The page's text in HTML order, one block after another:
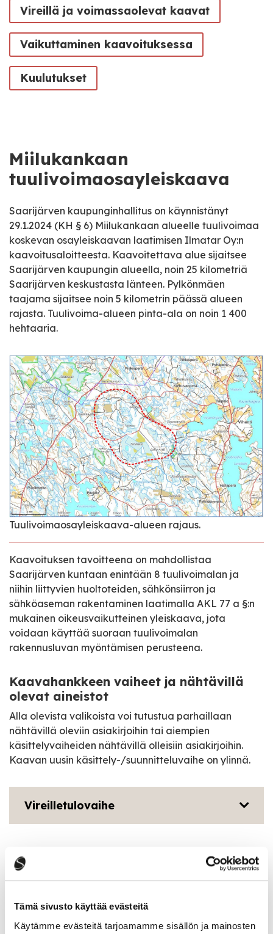
Tämä sivusto käyttää evästeitä
Käytämme evästeitä tarjoamamme sisällön ja mainosten
Vireillä ja voimassaolevat kaavat
Vaikuttaminen kaavoituksessa
Kuulutukset
Miilukankaan
tuulivoimaosayleiskaava
Saarijärven kaupunginhallitus on käynnistänyt
29.1.2024 (KH § 6) Miilukankaan alueelle tuulivoimaa
koskevan osayleiskaavan laatimisen Ilmatar Oy:n
kaavoitusaloitteesta. Kaavoitettava alue sijaitsee
Saarijärven kaupungin alueella, noin 25 kilometriä
Saarijärven keskustasta länteen. Pylkönmäen
taajama sijaitsee noin 5 kilometrin päässä alueen
rajasta. Tuulivoima-alueen pinta-ala on noin 1 400
hehtaaria.
Tuulivoimaosayleiskaava-alueen rajaus.
Kaavoituksen tavoitteena on mahdollistaa
Saarijärven kuntaan enintään 8 tuulivoimalan ja
niihin liittyvien huoltoteiden, sähkönsiirron ja
sähköaseman rakentaminen laatimalla AKL 77 a §:n
mukainen oikeusvaikutteinen yleiskaava, jota
voidaan käyttää suoraan tuulivoimalan
rakennusluvan myöntämisen perusteena.
Kaavahankkeen vaiheet ja nähtävillä
olevat aineistot
Alla olevista valikoista voi tutustua parhaillaan
nähtävillä oleviin asiakirjoihin tai aiempien
käsittelyvaiheiden nähtävillä olleisiin asiakirjoihin.
Kaavan uusin käsittely-/suunnitteluvaihe on ylinnä.
Vireilletulovaihe
Kaavahankkeen selvitysaineistot